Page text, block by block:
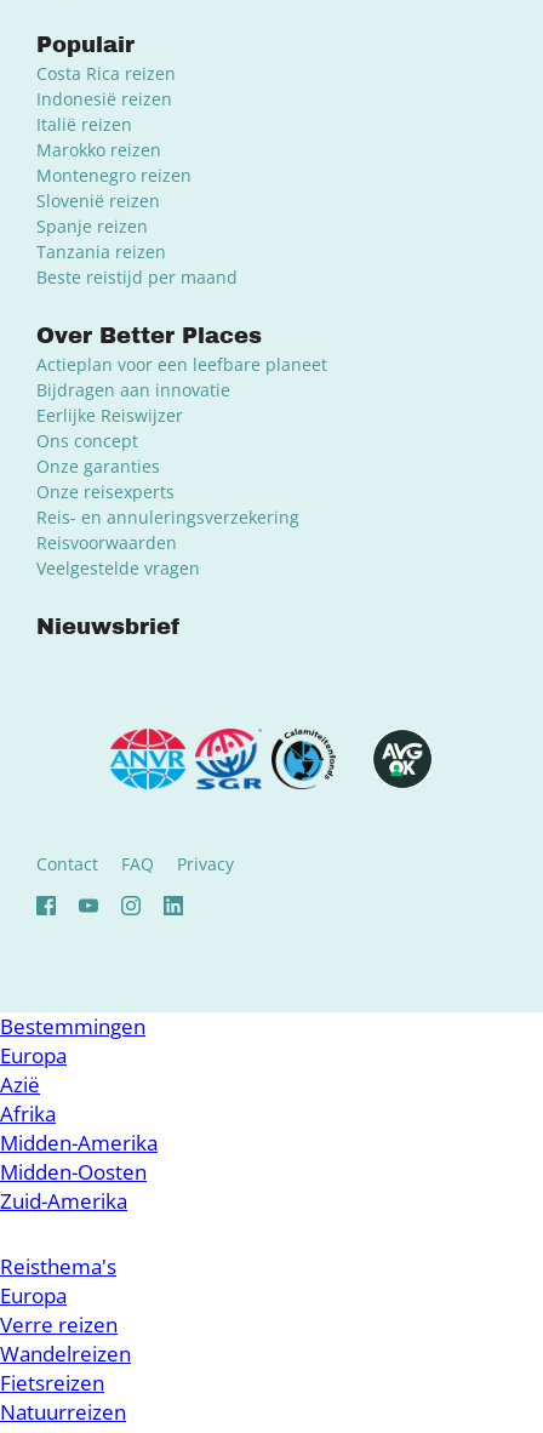
Populair
Costa Rica reizen
Indonesië reizen
Italië reizen
Marokko reizen
Montenegro reizen
Slovenië reizen
Spanje reizen
Tanzania reizen
Beste reistijd per maand
Over Better Places
Actieplan voor een leefbare planeet
Bijdragen aan innovatie
Eerlijke Reiswijzer
Ons concept
Onze garanties
Onze reisexperts
Reis- en annuleringsverzekering
Reisvoorwaarden
Veelgestelde vragen
Nieuwsbrief
Contact FAQ Privacy
Bestemmingen
Europa
Azië
Afrika
Midden-Amerika
Midden-Oosten
Zuid-Amerika
Reisthema's
Europa
Verre reizen
Wandelreizen
Fietsreizen
Natuurreizen